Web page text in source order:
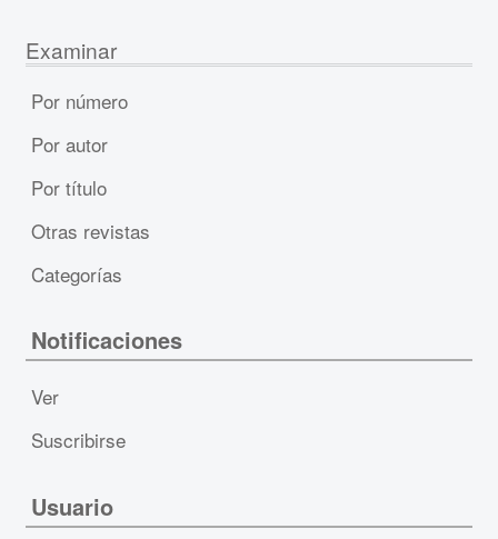
Examinar
Por número
Por autor
Por título
Otras revistas
Categorías
Notificaciones
Ver
Suscribirse
Usuario